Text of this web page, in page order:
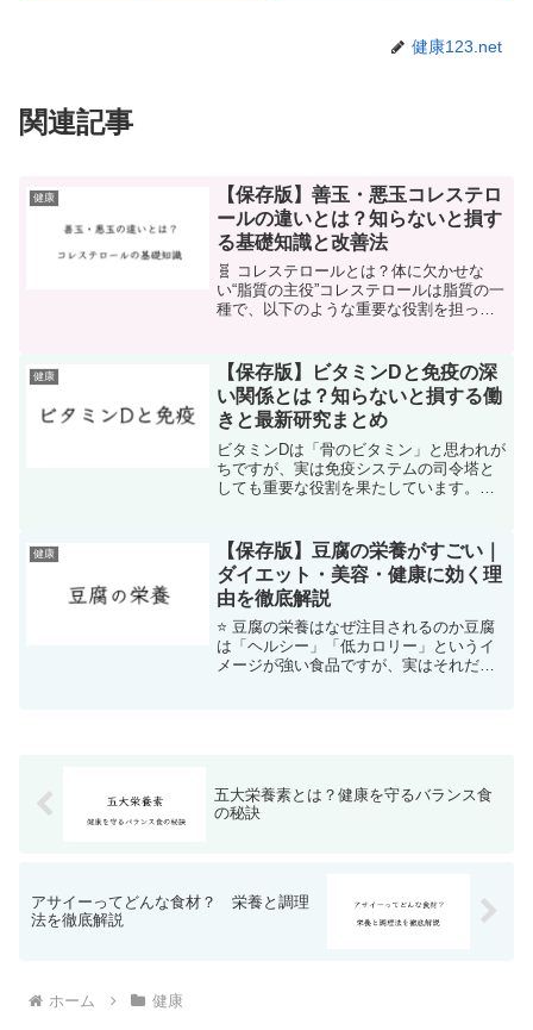
健康123.net
関連記事
健康
【保存版】善玉・悪玉コレステロ
ールの違いとは？知らないと損す
る基礎知識と改善法
🧬 コレステロールとは？体に欠かせな
い“脂質の主役”コレステロールは脂質の一
種で、以下のような重要な役割を担って
の材料ビタミンDの生成体内のコレステロ
ールの 約70〜8...
健康
【保存版】ビタミンDと免疫の深
い関係とは？知らないと損する働
きと最新研究まとめ
ビタミンDは「骨のビタミン」と思われが
ちですが、実は免疫システムの司令塔と
しても重要な役割を果たしています。近
ットな栄養素です。この記事では、ビタ
ミンDと免疫の関係をわ...
健康
【保存版】豆腐の栄養がすごい｜
ダイエット・美容・健康に効く理
由を徹底解説
⭐ 豆腐の栄養はなぜ注目されるのか豆腐
は「ヘルシー」「低カロリー」というイ
メージが強い食品ですが、実はそれだけ
五大栄養素とは？健康を守るバランス食
の秘訣
アサイーってどんな食材？ 栄養と調理
法を徹底解説
ホーム 健康